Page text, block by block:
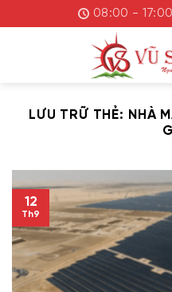
đến
08:00 - 17:00
LƯU TRỮ THẺ: NHÀ
12
Th9